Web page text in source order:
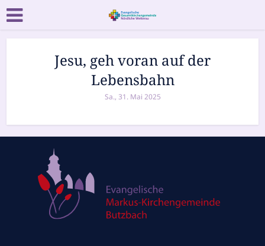
Jesu, geh voran auf der
Lebensbahn
Sa., 31. Mai 2025